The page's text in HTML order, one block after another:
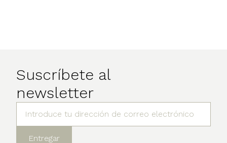
Suscríbete al
newsletter